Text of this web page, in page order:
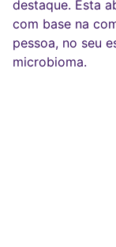
destaque. Esta
com base na
pessoa, no seu
microbioma.